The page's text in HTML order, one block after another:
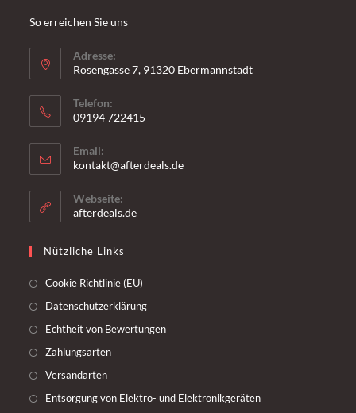
So erreichen Sie uns
Adresse:
Rosengasse 7, 91320 Ebermannstadt
Telefon:
09194 722415
Email:
kontakt@afterdeals.de
Webseite:
afterdeals.de
Nützliche Links
Cookie Richtlinie (EU)
Datenschutzerklärung
Echtheit von Bewertungen
Zahlungsarten
Versandarten
Entsorgung von Elektro- und Elektronikgeräten